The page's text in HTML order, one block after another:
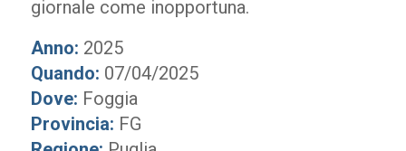
giornale come inopportuna.
Anno: 2025
Quando: 07/04/2025
Dove: Foggia
Provincia: FG